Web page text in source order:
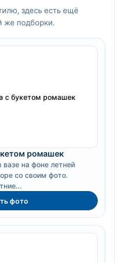
здесь есть ещё
же подборки.
ромашек
на фоне летней
со своим фото.
фото